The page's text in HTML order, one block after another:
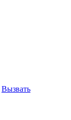
Вызвать